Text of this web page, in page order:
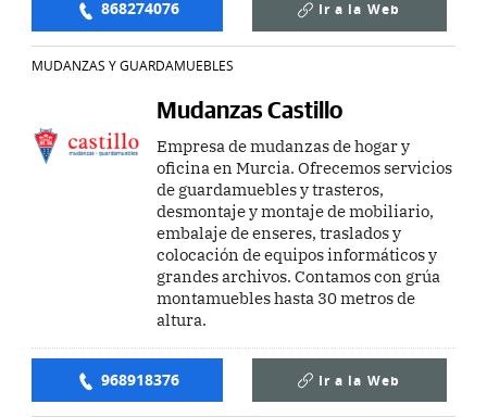
868274076 Ir a la Web
MUDANZAS Y GUARDAMUEBLES
Mudanzas Castillo
Empresa de mudanzas de hogar y
oficina en Murcia. Ofrecemos servicios
de guardamuebles y trasteros,
desmontaje y montaje de mobiliario,
embalaje de enseres, traslados y
colocación de equipos informáticos y
grandes archivos. Contamos con grúa
montamuebles hasta 30 metros de
altura.
968918376 Ir a la Web